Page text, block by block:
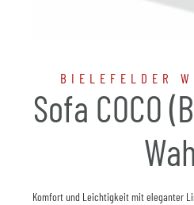
BIELEFELDER
Sofa COCO
Komfort und Leichtigkeit mit eleganter